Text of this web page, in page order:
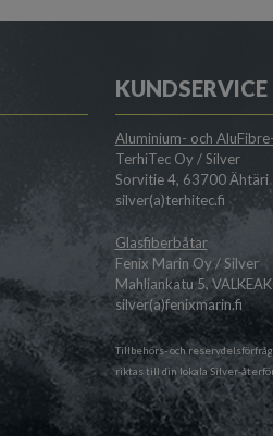
KUNDSERVICE
Aluminium- och
TerhiTec Oy / Silver
Sorvitie 4, 63700 Ähtäri
silver(a)terhitec.fi
Glasfiberbåtar
Fenix Marin Oy / Silver
Mahliankatu 5,
silver(a)fenixmarin.fi
Tillbehörs- och
riktas till din lokalaSilver-